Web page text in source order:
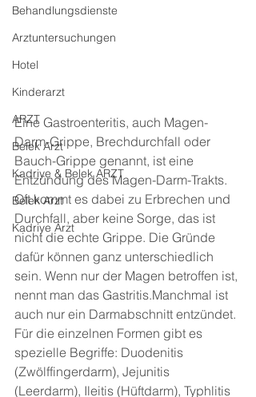
Behandlungsdienste
Arztuntersuchungen
Hotel
Kinderarzt
ARZT
Belek Arzt
Kadriye & Belek ARZT
Belek Arzt
Kadriye Arzt
Eine Gastroenteritis, auch Magen-
Darm-Grippe, Brechdurchfall oder
Bauch-Grippe genannt, ist eine
Entzündung des Magen-Darm-Trakts.
Oft kommt es dabei zu Erbrechen und
Durchfall, aber keine Sorge, das ist
nicht die echte Grippe. Die Gründe
dafür können ganz unterschiedlich
sein. Wenn nur der Magen betroffen ist,
nennt man das Gastritis.Manchmal ist
auch nur ein Darmabschnitt entzündet.
Für die einzelnen Formen gibt es
spezielle Begriffe: Duodenitis
(Zwölffingerdarm), Jejunitis
(Leerdarm), Ileitis (Hüftdarm), Typhlitis